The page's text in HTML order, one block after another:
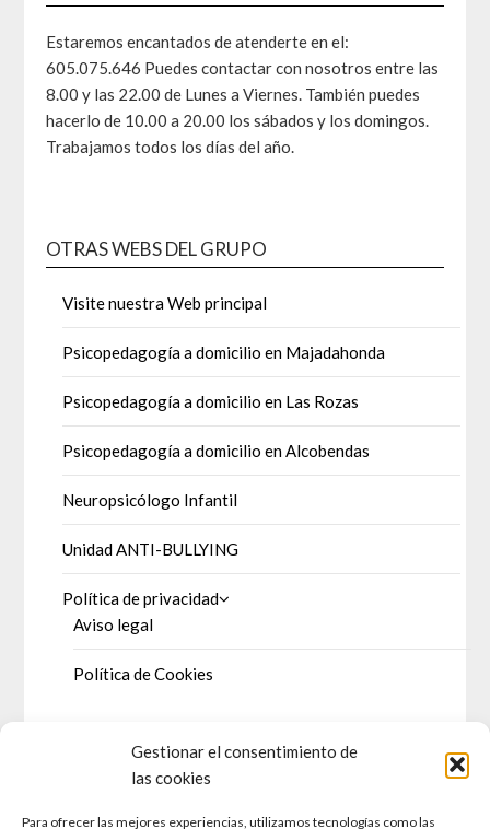
Gestionar el consentimiento de
las cookies
Para ofrecer las mejores experiencias, utilizamos tecnologías como las
Estaremos encantados de atenderte en el:
605.075.646 Puedes contactar con nosotros entre las
8.00 y las 22.00 de Lunes a Viernes. También puedes
hacerlo de 10.00 a 20.00 los sábados y los domingos.
Trabajamos todos los días del año.
OTRAS WEBS DEL GRUPO
Visite nuestra Web principal
Psicopedagogía a domicilio en Majadahonda
Psicopedagogía a domicilio en Las Rozas
Psicopedagogía a domicilio en Alcobendas
Neuropsicólogo Infantil
Unidad ANTI-BULLYING
Política de privacidad
Aviso legal
Política de Cookies
DOSSIER DE PRENSA